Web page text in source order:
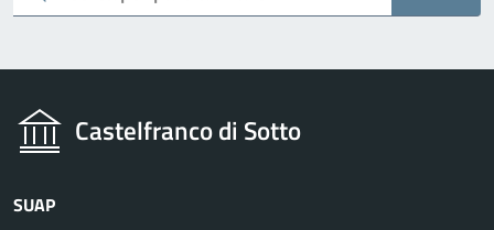
Castelfranco di Sotto
SUAP